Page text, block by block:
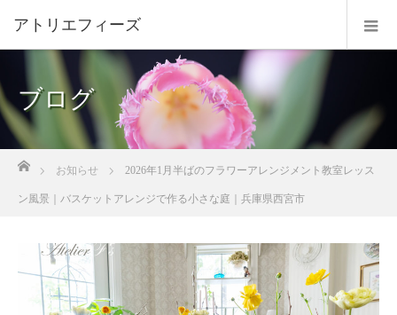
ブログ
お知らせ 2026年1月半ばのフラワーアレンジメント教室レッス
ン風景｜バスケットアレンジで作る小さな庭｜兵庫県西宮市